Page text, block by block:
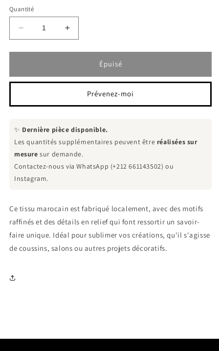
Quantité
Réduire
la
quantité
d&#39;Orient
Augmenter
la
quantité
d&#39;Orient
Épuisé
Prévenez-moi
✨ Dernière pièce disponible.
Les quantités supplémentaires peuvent être réalisées sur
mesure sur demande.
Contactez-nous via WhatsApp (+212 661143502) ou
Instagram.
Ce tissu marocain est fabriqué localement, avec des motifs
raffinés et des détails en relief qui font ressortir un savoir-
faire unique. Idéal pour sublimer vos créations, qu'il s'agisse
de coussins, salons ou autres projets décoratifs.